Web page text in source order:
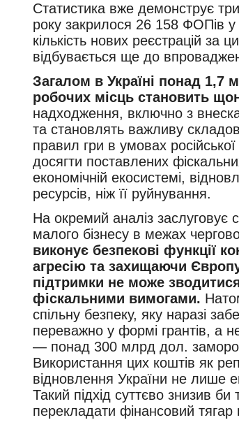
Статистика вже демонструє
року закрилося 26 158 ФОПів у
кількість нових реєстрацій
відбувається ще до
Загалом в Україні понад 1,7
робочих місць становить
надходження, включно з
та становлять важливу
правил гри в умовах
досягти поставлених
економічній екосистемі,
ресурсів, ніж її руйнування.
На окремий аналіз заслуговує
малого бізнесу в межах
виконує безпекові функції
агресію та захищаючи
підтримки не може
фіскальними вимогами.
спільну безпеку, яку наразі
переважно у формі грантів, а
— понад 300 млрд дол.
Використання цих коштів як
відновлення України не лише
Такий підхід суттєво знизив
перекладати фінансовий тягар